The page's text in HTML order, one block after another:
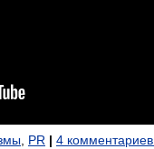
, PR | 4